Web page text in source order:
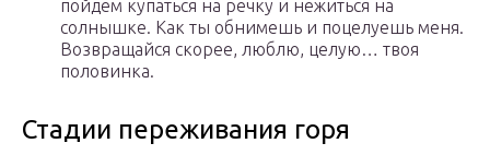
пойдем купаться на речку и нежиться на
солнышке. Как ты обнимешь и поцелуешь меня.
Возвращайся скорее, люблю, целую… твоя
половинка.
Стадии переживания горя